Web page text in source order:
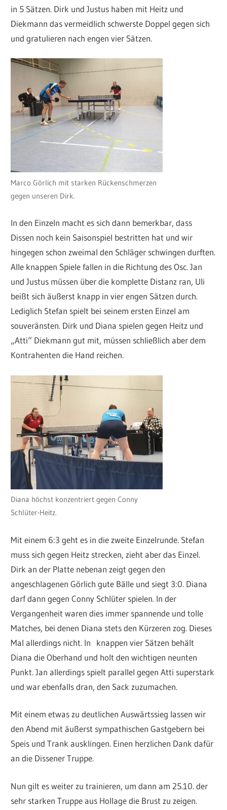
in 5 Sätzen. Dirk und Justus haben mit Heitz und
Diekmann das vermeidlich schwerste Doppel gegen sich
und gratulieren nach engen vier Sätzen.
Marco Görlich mit starken Rückenschmerzen
gegen unseren Dirk.
In den Einzeln macht es sich dann bemerkbar, dass
Dissen noch kein Saisonspiel bestritten hat und wir
hingegen schon zweimal den Schläger schwingen durften.
Alle knappen Spiele fallen in die Richtung des Osc. Jan
und Justus müssen über die komplette Distanz ran, Uli
beißt sich äußerst knapp in vier engen Sätzen durch.
Lediglich Stefan spielt bei seinem ersten Einzel am
souveränsten. Dirk und Diana spielen gegen Heitz und
„Atti“ Diekmann gut mit, müssen schließlich aber dem
Kontrahenten die Hand reichen.
Diana höchst konzentriert gegen Conny
Schlüter-Heitz.
Mit einem 6:3 geht es in die zweite Einzelrunde. Stefan
muss sich gegen Heitz strecken, zieht aber das Einzel.
Dirk an der Platte nebenan zeigt gegen den
angeschlagenen Görlich gute Bälle und siegt 3:0. Diana
darf dann gegen Conny Schlüter spielen. In der
Vergangenheit waren dies immer spannende und tolle
Matches, bei denen Diana stets den Kürzeren zog. Dieses
Mal allerdings nicht. In knappen vier Sätzen behält
Diana die Oberhand und holt den wichtigen neunten
Punkt. Jan allerdings spielt parallel gegen Atti superstark
und war ebenfalls dran, den Sack zuzumachen.
Mit einem etwas zu deutlichen Auswärtssieg lassen wir
den Abend mit äußerst sympathischen Gastgebern bei
Speis und Trank ausklingen. Einen herzlichen Dank dafür
an die Dissener Truppe.
Nun gilt es weiter zu trainieren, um dann am 25.10. der
sehr starken Truppe aus Hollage die Brust zu zeigen.